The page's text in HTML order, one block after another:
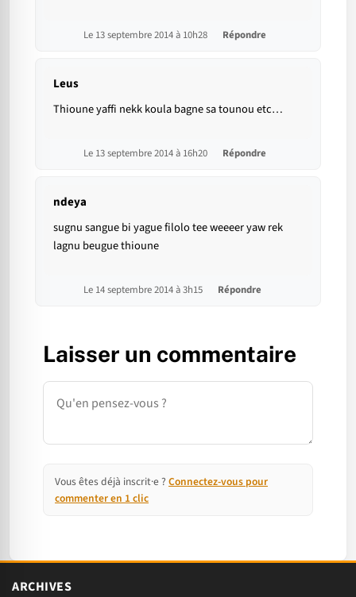
Le 13 septembre 2014 à 10h28 Répondre
Leus
Thioune yaffi nekk koula bagne sa tounou etc…
Le 13 septembre 2014 à 16h20 Répondre
ndeya
sugnu sangue bi yague filolo tee weeeer yaw rek
lagnu beugue thioune
Le 14 septembre 2014 à 3h15 Répondre
Laisser un commentaire
Commentaire
Vous êtes déjà inscrit·e ? Connectez-vous pour
commenter en 1 clic
ARCHIVES